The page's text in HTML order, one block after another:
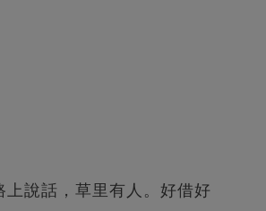
上說話，草里有人。好借好